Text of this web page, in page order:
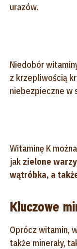
urazów.
Niedobór
z krzepliwością
niebezpieczne w
Witaminę K
jak zielone
wątróbka, a
Kluczowe
Oprócz witamin,
także minerały,